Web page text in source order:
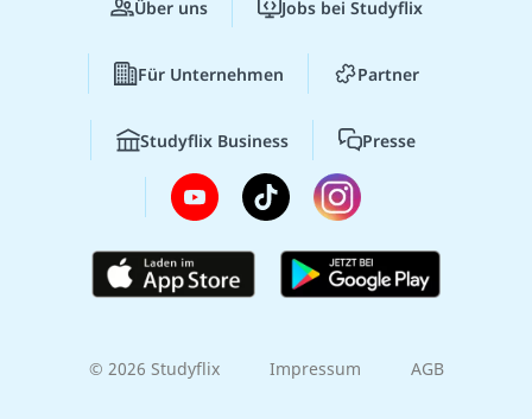
Über uns Jobs bei Studyflix
Für Unternehmen Partner
Studyflix Business Presse
© 2026 Studyflix Impressum AGB